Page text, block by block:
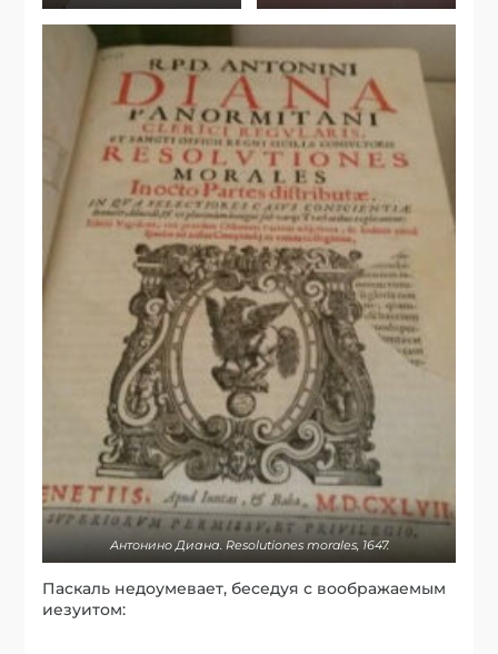
Антонино Диана. Resolutiones morales, 1647.
Паскаль недоумевает, беседуя с воображаемым
иезуитом: